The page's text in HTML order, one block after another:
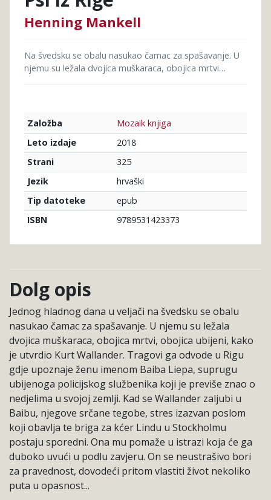
Henning Mankell
Na švedsku se obalu nasukao čamac za spašavanje. U
njemu su ležala dvojica muškaraca, obojica mrtvi…
Založba
Mozaik knjiga
Leto izdaje
2018
Strani
325
Jezik
hrvaški
Tip datoteke
epub
ISBN
9789531423373
Dolg opis
Jednog hladnog dana u veljači na švedsku se obalu
nasukao čamac za spašavanje. U njemu su ležala
dvojica muškaraca, obojica mrtvi, obojica ubijeni, kako
je utvrdio Kurt Wallander. Tragovi ga odvode u Rigu
gdje upoznaje ženu imenom Baiba Liepa, suprugu
ubijenoga policijskog službenika koji je previše znao o
nedjelima u svojoj zemlji. Kad se Wallander zaljubi u
Baibu, njegove srčane tegobe, stres izazvan poslom
koji obavlja te briga za kćer Lindu u Stockholmu
postaju sporedni. Ona mu pomaže u istrazi koja će ga
duboko uvući u podlu zavjeru. On se neustrašivo bori
za pravednost, dovodeći pritom vlastiti život nekoliko
puta u opasnost...